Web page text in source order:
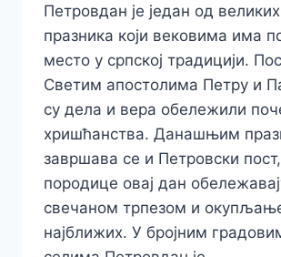
Петровдан је један од
празника који вековима има
место у српској традицији.
Светим апостолима Петру и
су дела и вера обележили
хришћанства. Данашњим
завршава се и Петровски
породице овај дан
свечаном трпезом и
најближих. У бројним